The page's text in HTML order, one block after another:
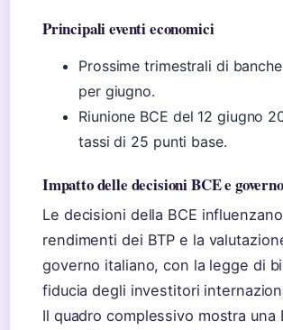
Principali eventi economici
Prossime trimestrali di
per giugno.
Riunione BCE del 12 giugno
tassi di 25 punti base.
Impatto delle decisioni BCE e governo
Le decisioni della BCE
rendimenti dei BTP e la
governo italiano, con la legge di
fiducia degli investitori
Il quadro complessivo mostra una